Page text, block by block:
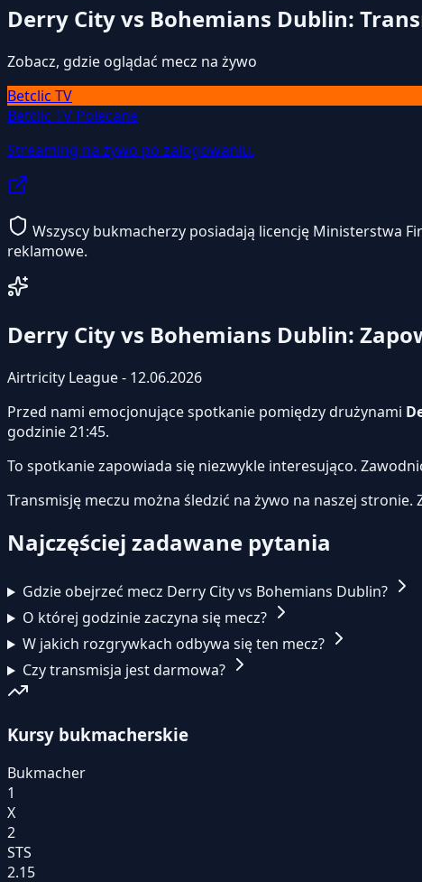
Derry City vs Bohemians Dublin:
Zobacz, gdzie oglądać mecz na żywo
Betclic TV
Betclic TV Polecane
Streaming na żywo po zalogowaniu.
Wszyscy bukmacherzy posiadają licencję Ministerstwa
reklamowe.
Derry City vs Bohemians Dublin:
Airtricity League - 12.06.2026
Przed nami emocjonujące spotkanie pomiędzy drużynami
godzinie 21:45.
To spotkanie zapowiada się niezwykle interesująco.
Transmisję meczu można śledzić na żywo na naszej stronie.
Najczęściej zadawane pytania
Gdzie obejrzeć mecz Derry City vs Bohemians Dublin?
O której godzinie zaczyna się mecz?
W jakich rozgrywkach odbywa się ten mecz?
Czy transmisja jest darmowa?
Kursy bukmacherskie
Bukmacher
1
X
2
STS
2.15